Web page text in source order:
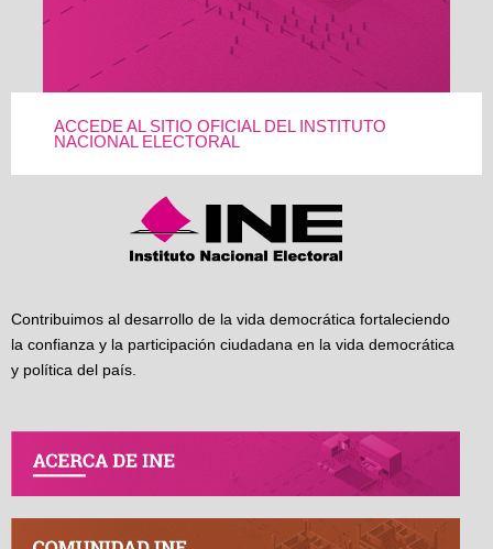
ACCEDE AL SITIO OFICIAL DEL INSTITUTO
NACIONAL ELECTORAL
Contribuimos al desarrollo de la vida democrática fortaleciendo
la confianza y la participación ciudadana en la vida democrática
y política del país.